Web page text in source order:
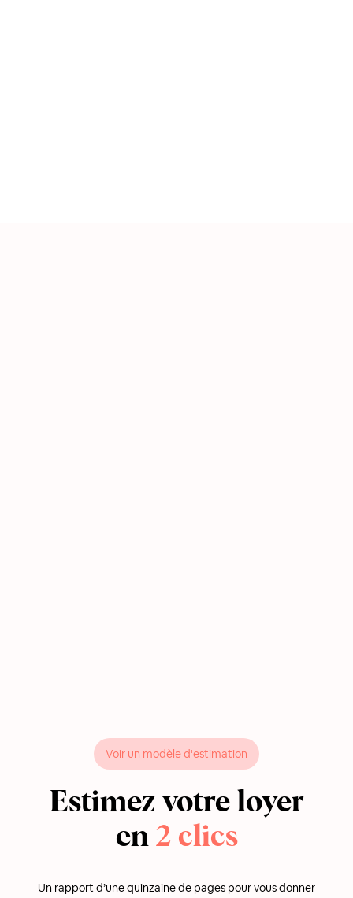
Voir un modèle d'estimation
Estimez votre loyer
en 2 clics
Un rapport d’une quinzaine de pages pour vous donner